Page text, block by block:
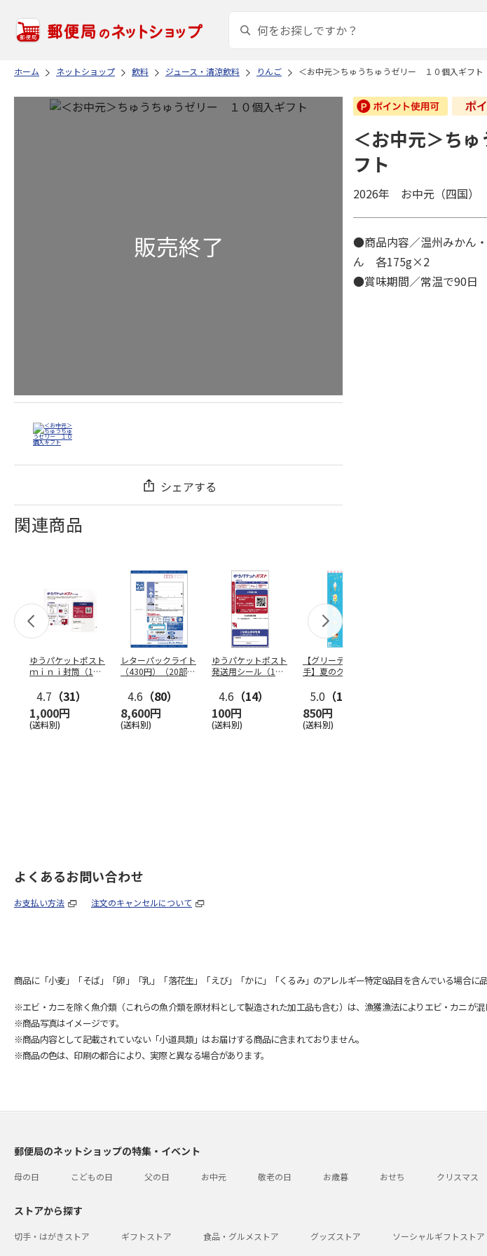
ホーム ネットショップ 飲料 ジュース・清涼飲料 りんご ＜お中元＞ちゅうちゅうゼリー １０個入ギフト
シェアする
関連商品
ゆうパケットポスト
ｍｉｎｉ封筒（1個
4.7 （31）
1,000円
(送料別)
レターパックライト
（430円）（20部セ
4.6 （80）
8,600円
(送料別)
ゆうパケットポスト
発送用シール（1個
4.6 （14）
100円
(送料別)
【グリーティング切
手】夏のグリーティ
5.0 （10）
850円
(送料別)
＜お中元＞ち
フト
2026年 お中元（四国）
●商品内容／温州みかん
ん 各175g×2
●賞味期間／常温で90日
よくあるお問い合わせ
お支払い方法 注文のキャンセルについて
商品に「小麦」「そば」「卵」「乳」「落花生」「えび」「かに」「くるみ」のアレルギー特定8品目を含んでいる場合に品
※エビ・カニを除く魚介類（これらの魚介類を原材料として製造された加工品も含む）は、漁獲漁法によりエビ・カニが
※商品写真はイメージです。
※商品内容として記載されていない「小道具類」はお届けする商品に含まれておりません。
※商品の色は、印刷の都合により、実際と異なる場合があります。
郵便局のネットショップの特集・イベント
母の日 こどもの日 父の日 お中元 敬老の日 お歳暮 おせち クリスマス
ストアから探す
切手・はがきストア ギフトストア 食品・グルメストア グッズストア ソーシャルギフトストア